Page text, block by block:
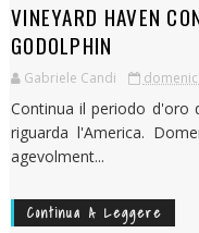
VINEYARD HAVEN
GODOLPHIN
Gabriele Candi
Continua il periodo d'oro
riguarda l'America.
agevolment...
Continua A Leggere